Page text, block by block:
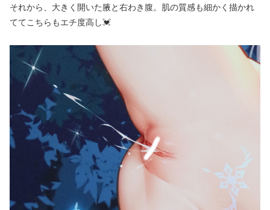
それから、大きく開いた腋と右わき腹。肌の質感も細かく描かれ
ててこちらもエチ度高し💓